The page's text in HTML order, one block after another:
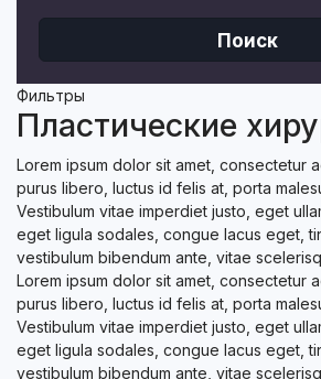
Поиск
Фильтры
Пластические
Lorem ipsum dolor sit amet, consectetur
purus libero, luctus id felis at, porta
Vestibulum vitae imperdiet justo, eget
eget ligula sodales, congue lacus eget,
vestibulum bibendum ante, vitae
Lorem ipsum dolor sit amet, consectetur
purus libero, luctus id felis at, porta
Vestibulum vitae imperdiet justo, eget
eget ligula sodales, congue lacus eget,
vestibulum bibendum ante, vitae